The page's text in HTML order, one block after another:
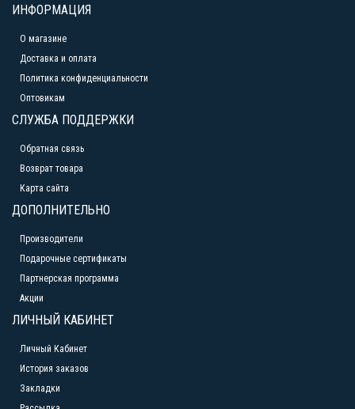
ИНФОРМАЦИЯ
О магазине
Доставка и оплата
Политика конфиденциальности
Оптовикам
СЛУЖБА ПОДДЕРЖКИ
Обратная связь
Возврат товара
Карта сайта
ДОПОЛНИТЕЛЬНО
Производители
Подарочные сертификаты
Партнерская программа
Акции
ЛИЧНЫЙ КАБИНЕТ
Личный Кабинет
История заказов
Закладки